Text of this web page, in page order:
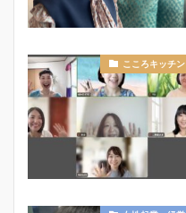
こころキッチン